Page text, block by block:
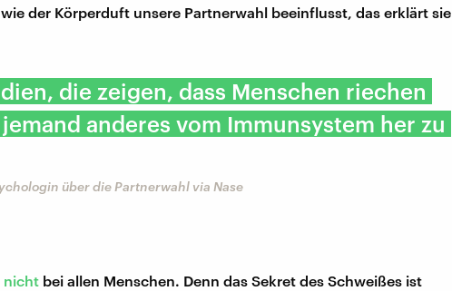
der Körperduft unsere Partnerwahl beeinflusst, das erklärt sie
die zeigen, dass Menschen riechen
anderes vom Immunsystem her zu
über die Partnerwahl via Nase
nicht bei allen Menschen. Denn das Sekret des Schweißes ist